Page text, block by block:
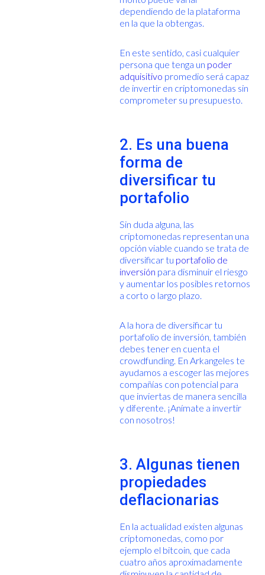
dependiendo de la plataforma
en la que la obtengas.
En este sentido, casi cualquier
persona que tenga un poder
adquisitivo promedio será capaz
de invertir en criptomonedas sin
comprometer su presupuesto.
2. Es una buena
forma de
diversificar tu
portafolio
Sin duda alguna, las
criptomonedas representan una
opción viable cuando se trata de
diversificar tu portafolio de
inversión para disminuir el riesgo
y aumentar los posibles retornos
a corto o largo plazo.
A la hora de diversificar tu
portafolio de inversión, también
debes tener en cuenta el
crowdfunding. En Arkangeles te
ayudamos a escoger las mejores
compañías con potencial para
que inviertas de manera sencilla
y diferente. ¡Anímate a invertir
con nosotros!
3. Algunas tienen
propiedades
deflacionarias
En la actualidad existen algunas
criptomonedas, como por
ejemplo el bitcoin, que cada
cuatro años aproximadamente